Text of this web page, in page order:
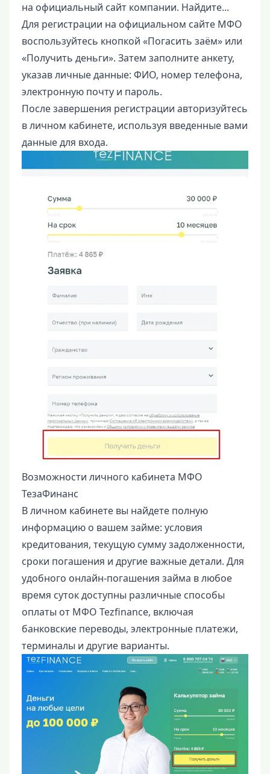
на официальный сайт компании. Найдите...
Для регистрации на официальном сайте МФО
воспользуйтесь кнопкой «Погасить заём» или
«Получить деньги». Затем заполните анкету,
указав личные данные: ФИО, номер телефона,
электронную почту и пароль.
После завершения регистрации авторизуйтесь
в личном кабинете, используя введенные вами
данные для входа.
Возможности личного кабинета МФО
ТезаФинанс
В личном кабинете вы найдете полную
информацию о вашем займе: условия
кредитования, текущую сумму задолженности,
сроки погашения и другие важные детали. Для
удобного онлайн-погашения займа в любое
время суток доступны различные способы
оплаты от МФО Tezfinance, включая
банковские переводы, электронные платежи,
терминалы и другие варианты.